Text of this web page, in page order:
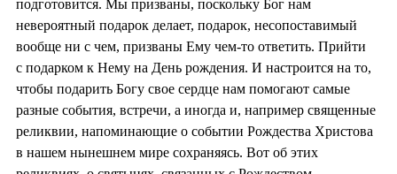
подготовится. Мы призваны, поскольку Бог нам
невероятный подарок делает, подарок, несопоставимый
вообще ни с чем, призваны Ему чем-то ответить. Прийти
с подарком к Нему на День рождения. И настроится на то,
чтобы подарить Богу свое сердце нам помогают самые
разные события, встречи, а иногда и, например священные
реликвии, напоминающие о событии Рождества Христова
в нашем нынешнем мире сохраняясь. Вот об этих